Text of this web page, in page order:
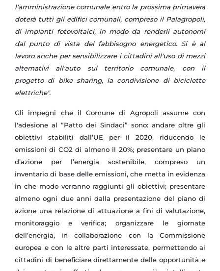
l'amministrazione comunale entro la prossima primavera
doterà tutti gli edifici comunali, compreso il Palagropoli,
di impianti fotovoltaici, in modo da renderli autonomi
dal punto di vista del fabbisogno energetico. Si è al
lavoro anche per sensibilizzare i cittadini all'uso di mezzi
alternativi all'auto sul territorio comunale, con il
progetto di bike sharing, la condivisione di biciclette
elettriche".
Gli impegni che il Comune di Agropoli assume con
l'adesione al “Patto dei Sindaci” sono: andare oltre gli
obiettivi stabiliti dall’UE per il 2020, riducendo le
emissioni di CO2 di almeno il 20%; presentare un piano
d’azione per l’energia sostenibile, compreso un
inventario di base delle emissioni, che metta in evidenza
in che modo verranno raggiunti gli obiettivi; presentare
almeno ogni due anni dalla presentazione del piano di
azione una relazione di attuazione a fini di valutazione,
monitoraggio e verifica; organizzare le giornate
dell’energia, in collaborazione con la Commissione
europea e con le altre parti interessate, permettendo ai
cittadini di beneficiare direttamente delle opportunità e